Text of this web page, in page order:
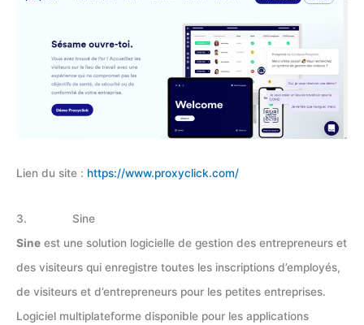
Lien du site : https://www.proxyclick.com/
3. Sine
Sine est une solution logicielle de gestion des entrepreneurs et
des visiteurs qui enregistre toutes les inscriptions d’employés,
de visiteurs et d’entrepreneurs pour les petites entreprises.
Logiciel multiplateforme disponible pour les applications